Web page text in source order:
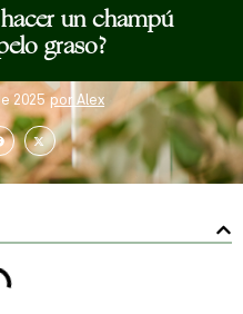
un champú
graso?
2025 por Alex